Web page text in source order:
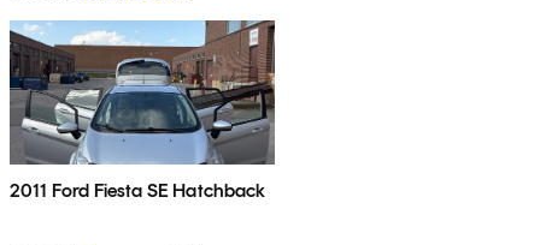
2011 Ford Fiesta SE Hatchback